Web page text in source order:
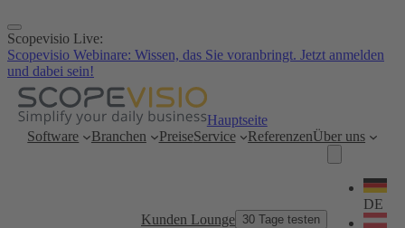
Zum
Inhalt
springen
Scopevisio Live:
Scopevisio Webinare: Wissen, das Sie voranbringt. Jetzt anmelden
und dabei sein!
Hauptseite
Software
Branchen PreiseService ReferenzenÜber uns
Kunden Lounge 30 Tage testen
Sprache
wählen
DE